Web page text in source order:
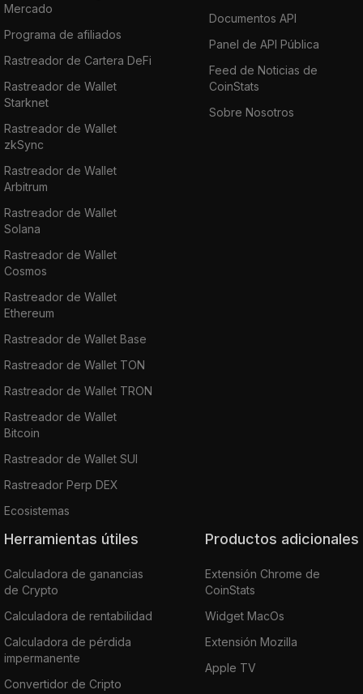
Mercado
Programa de afiliados
Rastreador de Cartera DeFi
Rastreador de Wallet
Starknet
Rastreador de Wallet
zkSync
Rastreador de Wallet
Arbitrum
Rastreador de Wallet
Solana
Rastreador de Wallet
Cosmos
Rastreador de Wallet
Ethereum
Rastreador de Wallet Base
Rastreador de Wallet TON
Rastreador de Wallet TRON
Rastreador de Wallet
Bitcoin
Rastreador de Wallet SUI
Rastreador Perp DEX
Ecosistemas
Documentos API
Panel de API Pública
Feed de Noticias de
CoinStats
Sobre Nosotros
Herramientas útiles
Calculadora de ganancias
de Crypto
Calculadora de rentabilidad
Calculadora de pérdida
impermanente
Convertidor de Cripto
Productos adicionales
Extensión Chrome de
CoinStats
Widget MacOs
Extensión Mozilla
Apple TV